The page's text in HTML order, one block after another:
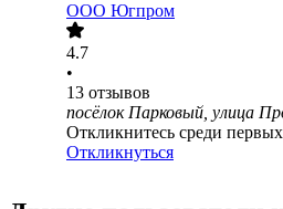
ООО Югпром
4.7
•
13 отзывов
посёлок Парковый, улица
Откликнитесь среди первых
Откликнуться